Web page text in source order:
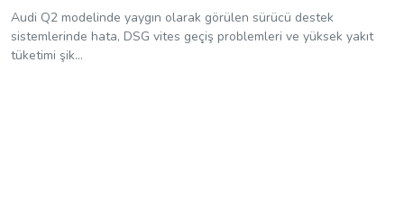
Audi Q2 modelinde yaygın olarak görülen sürücü destek
sistemlerinde hata, DSG vites geçiş problemleri ve yüksek yakıt
tüketimi şik...